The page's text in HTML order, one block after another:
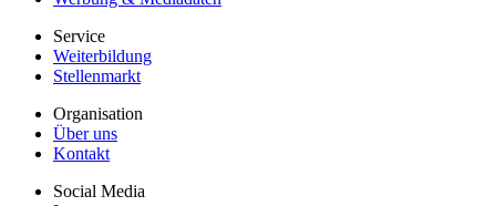
Service
Weiterbildung
Stellenmarkt
Organisation
Über uns
Kontakt
Social Media